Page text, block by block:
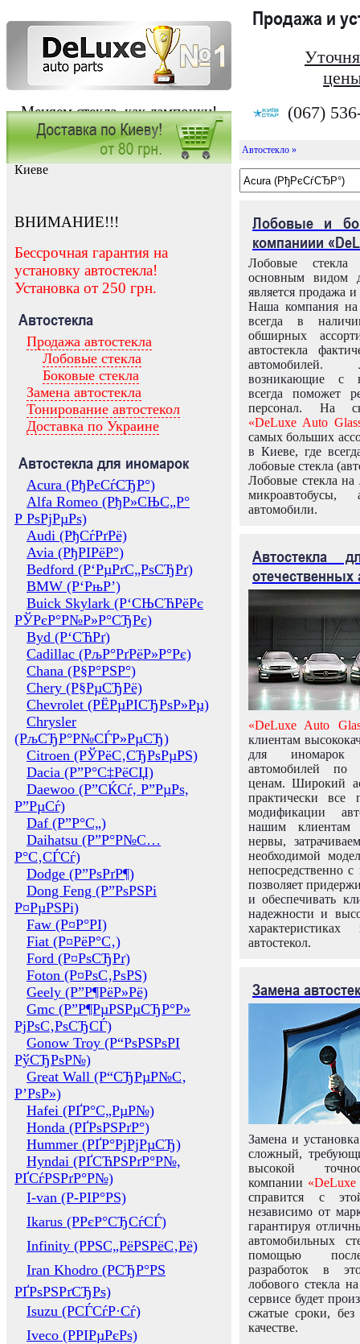
Меняем стекла, как лампочки!
Продажа и
(067)
Заказать установку автостекла в
Киеве
ВНИМАНИЕ!!!
Бессрочная гарантия на
установку автостекла!
Установка от 250 грн.
Автостекла
Продажа автостекла
Лобовые стекла
Боковые стекла
Замена автостекла
Тонирование автостекол
Доставка по Украине
Автостекла для иномарок
Acura (РђРєСѓСЂР°)
Alfa Romeo (РђР»СЊС„Р°
Р РѕРјРµРѕ)
Audi (РђСѓРґРё)
Avia (РђРІРёР°)
Bedford (Р‘РµРґС„РѕСЂРґ)
BMW (Р‘РњР’)
Buick Skylark (Р‘СЊСЋРёРє
РЎРєР°Р№Р»Р°СЂРє)
Byd (Р‘СЋРґ)
Cadillac (РљР°РґРёР»Р°Рє)
Chana (Р§Р°РЅР°)
Chery (Р§РµСЂРё)
Chevrolet (РЁРµРІСЂРѕР»Рµ)
Chrysler
(РљСЂР°Р№СЃР»РµСЂ)
Citroen (РЎРёС‚СЂРѕРµРЅ)
Dacia (Р”Р°С‡РёСЏ)
Daewoo (Р”СЌСѓ, Р”РµРѕ,
Р”РµСѓ)
Daf (Р”Р°С„)
Daihatsu (Р”Р°Р№С…
Р°С‚СЃСѓ)
Dodge (Р”РѕРґР¶)
Dong Feng (Р”РѕРЅРі
Р¤РµРЅРі)
Faw (Р¤Р°РІ)
Fiat (Р¤РёР°С‚)
Ford (Р¤РѕСЂРґ)
Foton (Р¤РѕС‚РѕРЅ)
Geely (Р”Р¶РёР»Рё)
Gmc (Р”Р¶РµРЅРµСЂР°Р»
РјРѕС‚РѕСЂСЃ)
Gonow Troy (Р“РѕРЅРѕРІ
РўСЂРѕР№)
Great Wall (Р“СЂРµР№С‚
Р’РѕР»)
Hafei (РҐР°С„РµР№)
Honda (РҐРѕРЅРґР°)
Hummer (РҐР°РјРјРµСЂ)
Hyndai (РҐСЋРЅРґР°Р№,
РҐСѓРЅРґР°Р№)
I-van (Р-РІР°РЅ)
Ikarus (РРєР°СЂСѓСЃ)
Infinity (РРЅС„РёРЅРёС‚Рё)
Iran Khodro (РСЂР°РЅ
РҐРѕРЅРґСЂРѕ)
Isuzu (РСЃСѓР·Сѓ)
Iveco (РРІРµРєРѕ)
Автостекло »
Лобовые и
компаниии
Лобовые
основным видом
является продажа и
Наша компания на
всегда в
обширных
автостекла
возникающие с
всегда поможет
персонал. На
«DeLuxe Auto
самых больших
в Киеве, где
лобовые стекла
Лобовые стекла на
микроавтобусы,
автомобили.
Автостекла
отечественных
«DeLuxe Auto
клиентам
для иномарок
автомобилей
ценам. Широкий
практически все
модификации
нашим клиентам
нервы,
необходимой
непосредственно
позволяет
и обеспечивать
надежности и
автостекол.
Замена
Замена и
сложный,
высокой
компании «DeLuxe
справится с
независимо от
гарантируя
автомобильных
помощью
разработок в
лобового стекла
сервисе будет
сжатые сроки,
качестве.